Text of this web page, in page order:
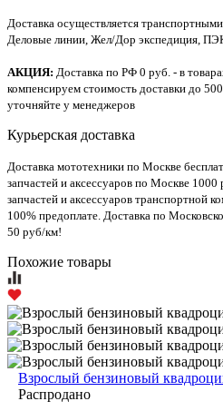
Доставка осуществляется
Деловые линии, Жел/Дор экспедиция,
АКЦИЯ: Доставка по РФ 0 руб. - в
компенсируем стоимость доставки до
уточняйте у менеджеров
Курьерская доставка
Доставка мототехники по Москве
запчастей и аксессуаров по Москве 1000
запчастей и аксессуаров транспортной
100% предоплате. Доставка по
50 руб/км!
Похожие товары
Взрослый бензиновый
Распродано